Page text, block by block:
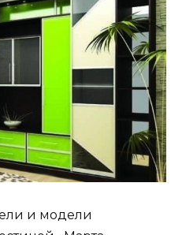
и модели